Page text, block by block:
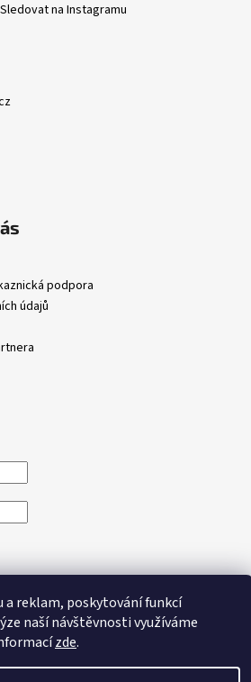
a reklam, poskytování funkcí
naší návštěvnosti využíváme
zde.
Sledovat na Instagramu
podpora
údajů
Vytvořil Shoptet
2022. Všechna práva vyhrazena.Upravit